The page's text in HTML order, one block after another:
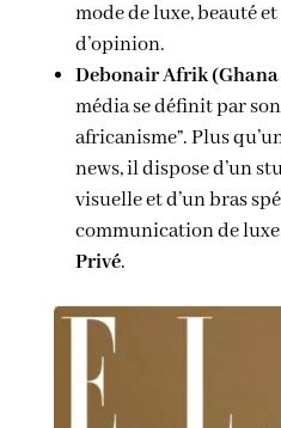
mode de luxe, beauté
d’opinion.
Debonair Afrik
média se définit par
africanisme”. Plus
news, il dispose d’un
visuelle et d’un bras
communication de
Privé.